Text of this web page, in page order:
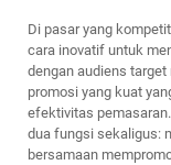
Di pasar yang
cara inovatif untuk
dengan audiens
promosi yang kuat
efektivitas
dua fungsi sekaligus:
bersamaan